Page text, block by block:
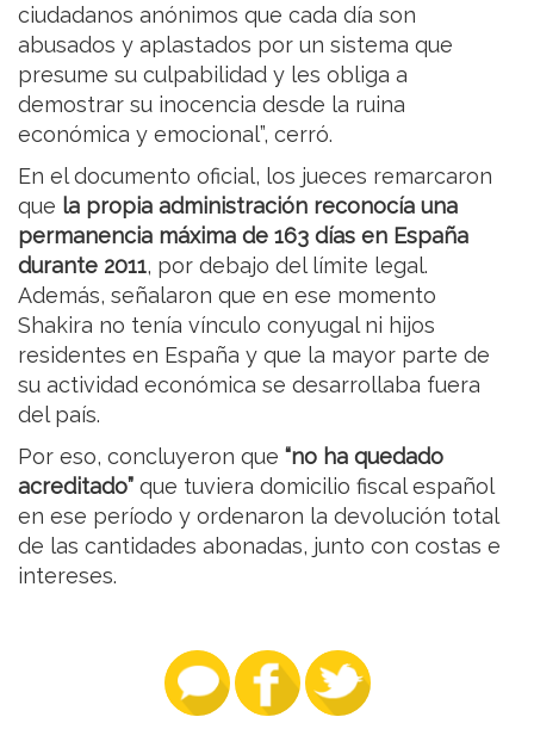
ciudadanos anónimos que cada día son
abusados y aplastados por un sistema que
presume su culpabilidad y les obliga a
demostrar su inocencia desde la ruina
económica y emocional”, cerró.
En el documento oficial, los jueces remarcaron
que la propia administración reconocía una
permanencia máxima de 163 días en España
durante 2011, por debajo del límite legal.
Además, señalaron que en ese momento
Shakira no tenía vínculo conyugal ni hijos
residentes en España y que la mayor parte de
su actividad económica se desarrollaba fuera
del país.
Por eso, concluyeron que “no ha quedado
acreditado” que tuviera domicilio fiscal español
en ese período y ordenaron la devolución total
de las cantidades abonadas, junto con costas e
intereses.